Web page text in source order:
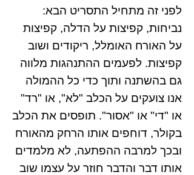
לפני זה מתחיל התסריט הבא:
נביחות, קפיצות על הדלה, קפיצות
על האורח האומלל, ריקודים ושוב
קפיצות. לפעמים ההתנהגות מלווה
גם בהשתנה ותוך כדי כל ההמולה
אנו צועקים על הכלב "לא", או "רד"
או "די" או "אסור". תופסים את הכלב
בקולר, דוחפים אותו הרחק מהאורח
ובכך למרבה ההפתעה, לא מלמדים
אותו דבר והדבר חוזר על עצמו שוב